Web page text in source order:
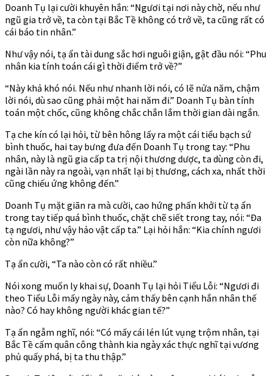
Doanh Tụ lại cười khuyên hắn: “Ngươi tại nơi này chờ, nếu như
ngũ gia trở về, ta còn tại Bắc Tề không có trở về, ta cũng rất có
cái báo tin nhân.”
Như vậy nói, tạ ẩn tài dung sắc hơi nguôi giận, gật đầu nói: “Phu
nhân kia tính toán cái gì thời điểm trở về?”
“Này khả khó nói. Nếu như nhanh lời nói, có lẽ nửa năm, chậm
lời nói, dù sao cũng phải một hai năm đi.” Doanh Tụ bàn tính
toán một chốc, cũng không chắc chắn lắm thời gian dài ngắn.
Tạ che kín có lại hỏi, từ bên hông lấy ra một cái tiểu bạch sứ
bình thuốc, hai tay bưng đưa đến Doanh Tụ trong tay: “Phu
nhân, này là ngũ gia cấp ta trị nội thương dược, ta dùng còn đi,
ngài lần này ra ngoài, vạn nhất lại bị thương, cách xa, nhất thời
cũng chiếu ứng không đến.”
Doanh Tụ mặt giãn ra mà cười, cao hứng phấn khởi từ tạ ẩn
trong tay tiếp quá bình thuốc, chặt chẽ siết trong tay, nói: “Đa
tạ ngươi, như vậy hảo vật cấp ta.” Lại hỏi hắn: “Kia chính ngươi
còn nữa không?”
Tạ ẩn cười, “Ta nào còn có rất nhiều.”
Nói xong muốn ly khai sự, Doanh Tụ lại hỏi Tiểu Lỗi: “Ngươi đi
theo Tiểu Lỗi mấy ngày này, cảm thấy bên cạnh hắn nhân thế
nào? Có hay không người khác gian tế?”
Tạ ẩn ngẫm nghĩ, nói: “Có mấy cái lén lút vụng trộm nhân, tại
Bắc Tề cấm quân công thành kia ngày xác thực nghĩ tại vương
phủ quấy phá, bị ta thu thập.”